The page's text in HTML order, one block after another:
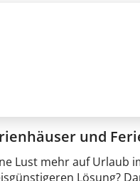
und
Lust mehr auf Urlaub
Lösung?